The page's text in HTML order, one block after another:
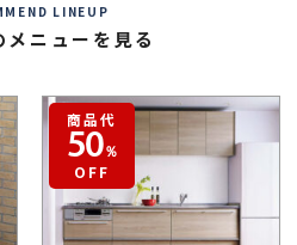
LINEUP
メニューを見る
商品代
50％
OFF